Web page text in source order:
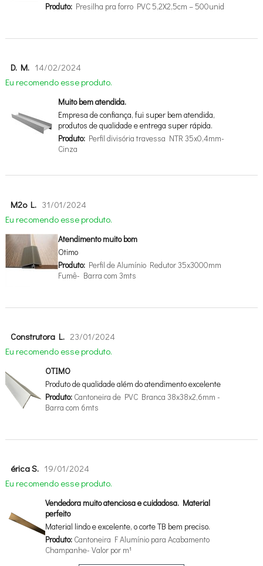
Produto:Presilha pra forro PVC 5,2X2,5cm – 500unid
D. M. 14/02/2024
Eu recomendo esse produto.
Muito bem atendida.
Empresa de confiança, fui super bem atendida,
produtos de qualidade e entrega super rápida.
Produto:Perfil divisória travessa NTR 35x0,4mm-
Cinza
M2o L. 31/01/2024
Eu recomendo esse produto.
Atendimento muito bom
Otimo
Produto:Perfil de Alumínio Redutor 35x3000mm
Fumê- Barra com 3mts
Construtora L. 23/01/2024
Eu recomendo esse produto.
OTIMO
Produto de qualidade além do atendimento excelente
Produto:Cantoneira de PVC Branca 38x38x2,6mm -
Barra com 6mts
érica S. 19/01/2024
Eu recomendo esse produto.
Vendedora muito atenciosa e cuidadosa. Material
perfeito
Material lindo e excelente, o corte TB bem preciso.
Produto:Cantoneira F Alumínio para Acabamento
Champanhe- Valor por m¹